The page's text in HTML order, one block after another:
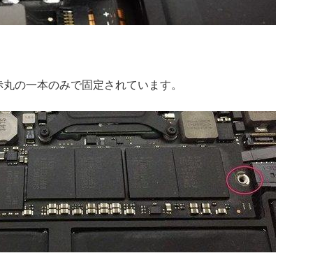
の一本のみで固定されています。